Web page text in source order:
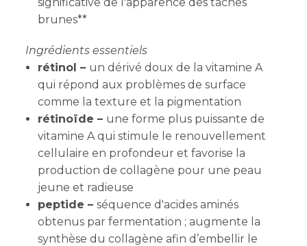
brunes**
Ingrédients essentiels
rétinol – un dérivé doux de la vitamine A
qui répond aux problèmes de surface
comme la texture et la pigmentation
rétinoïde – une forme plus puissante de
vitamine A qui stimule le renouvellement
cellulaire en profondeur et favorise la
production de collagène pour une peau
jeune et radieuse
peptide – séquence d'acides aminés
obtenus par fermentation ; augmente la
synthèse du collagène afin d’embellir le